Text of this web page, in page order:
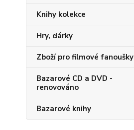
Knihy kolekce
Hry, dárky
Zboží pro filmové fanoušky
Bazarové CD a DVD -
renovováno
Bazarové knihy